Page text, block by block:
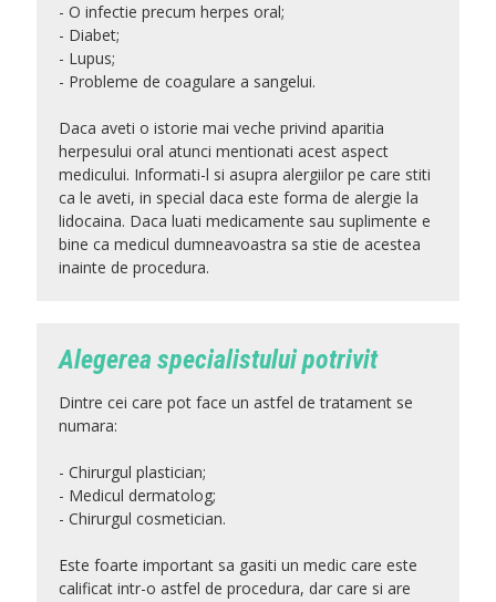
- O infectie precum herpes oral;
- Diabet;
- Lupus;
- Probleme de coagulare a sangelui.
Daca aveti o istorie mai veche privind aparitia
herpesului oral atunci mentionati acest aspect
medicului. Informati-l si asupra alergiilor pe care stiti
ca le aveti, in special daca este forma de alergie la
lidocaina. Daca luati medicamente sau suplimente e
bine ca medicul dumneavoastra sa stie de acestea
inainte de procedura.
Alegerea specialistului potrivit
Dintre cei care pot face un astfel de tratament se
numara:
- Chirurgul plastician;
- Medicul dermatolog;
- Chirurgul cosmetician.
Este foarte important sa gasiti un medic care este
calificat intr-o astfel de procedura, dar care si are